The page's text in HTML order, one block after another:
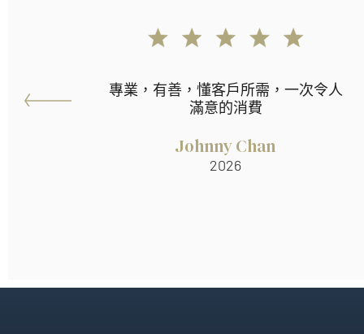
專業，有善，懂客戶所需，一次令人
滿意的消費
Johnny Chan
2026